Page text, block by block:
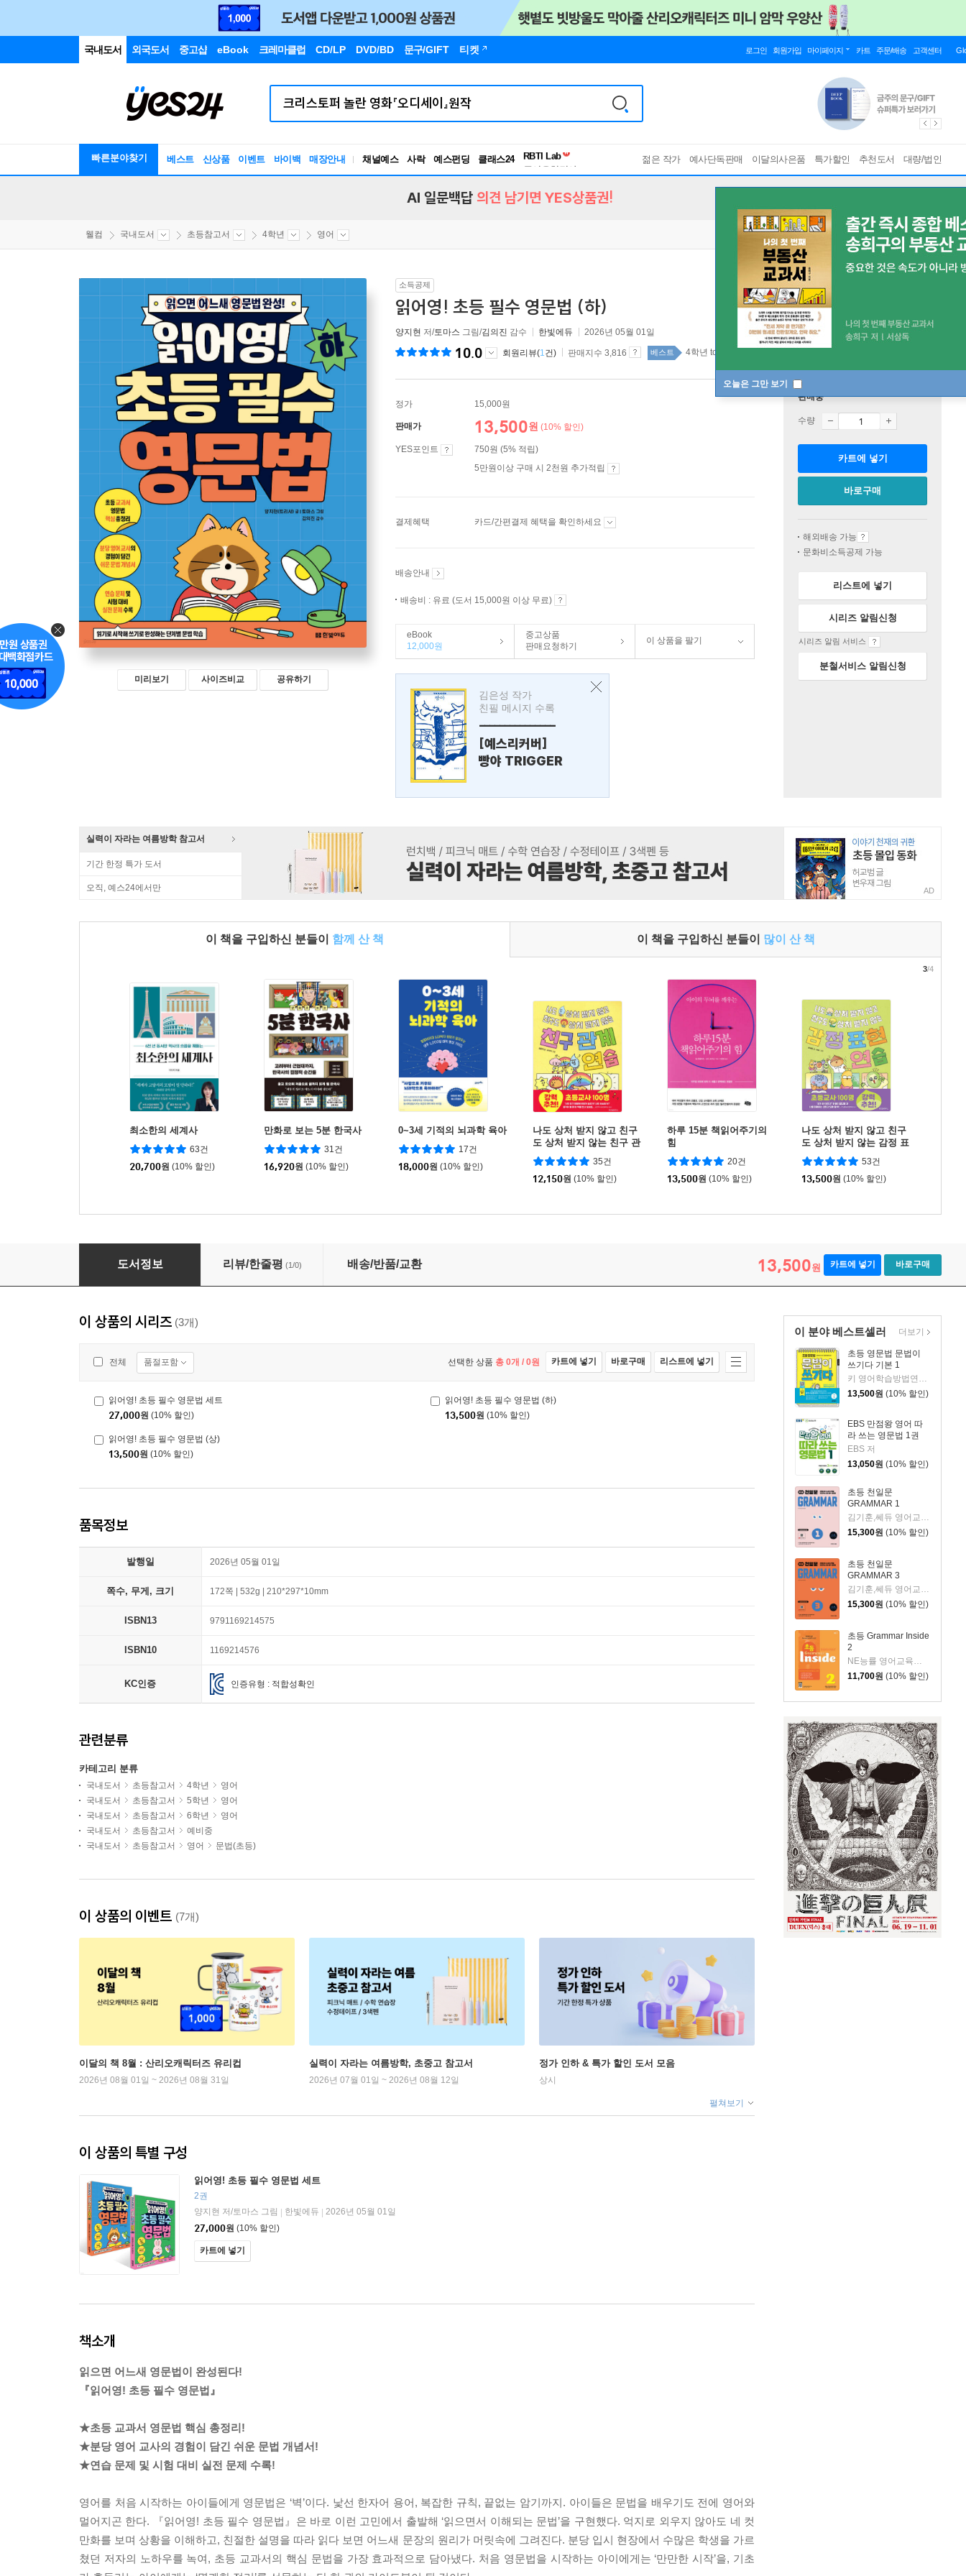
국내도서 외국도서 중고샵 eBook 크레마클럽 CD/LP DVD/BD 문구/GIFT 티켓 로그인 회원가입 마이페이지 카트 주문/배송 고객센터
빠른분야찾기 베스트 신상품 이벤트 바이백 매장안내 채널예스 사락 예스펀딩 클래스24
독서유형검사
젊은 작가 예사단독판매 이달의사은품 특가할인 추천도서 대량/법인
오늘은 그만 보기
AI 일문백답 의견 남기면 YES상품권!
웰컴 국내도서 초등참고서 4학년 영어
미리보기 사이즈비교 공유하기
소득공제
읽어영! 초등 필수 영문법 (하)
양지현 저/토마스 그림/김의진 감수 한빛에듀 2026년 05월 01일
10.0 회원리뷰(1건) 판매지수 3,816 베스트 4학년 top100 5주
정가 15,000원
판매가 13,500원 (10% 할인)
YES포인트
750원 (5% 적립)
5만원이상 구매 시 2천원 추가적립
결제혜택 카드/간편결제 혜택을 확인하세요
배송안내
배송비 : 유료 (도서 15,000원 이상 무료)
eBook
12,000원
중고상품
판매요청하기
이 상품을 팔기
김은성 작가
친필 메시지 수록
---------------
[예스리커버]
빵야 TRIGGER
판매중
수량
카트에 넣기
바로구매
해외배송 가능
문화비소득공제 가능
리스트에 넣기
시리즈 알림신청
시리즈 알림 서비스
분철서비스 알림신청
실력이 자라는 여름방학 참고서
기간 한정 특가 도서
오직, 예스24에서만 AD
이 책을 구입하신 분들이 함께 산 책 이 책을 구입하신 분들이 많이 산 책
최소한의 세계사
63건
20,700원 (10% 할인)
만화로 보는 5분 한국사
31건
16,920원 (10% 할인)
0~3세 기적의 뇌과학 육아
17건
18,000원 (10% 할인)
나도 상처 받지 않고 친구
도 상처 받지 않는 친구 관
계 연습
35건
12,150원 (10% 할인)
하루 15분 책읽어주기의
힘
20건
13,500원 (10% 할인)
나도 상처 받지 않고 친구
도 상처 받지 않는 감정 표
현 연습
53건
13,500원 (10% 할인)
3/4
읽어영! 초등 필수 영문법 (하)
도서정보 리뷰/한줄평 (1/0) 배송/반품/교환 13,500원 카트에 넣기 바로구매
이 분야 베스트셀러
초등 영문법 문법이
쓰기다 기본 1
키 영어학습방법연구소 저
13,500원 (10% 할인)
EBS 만점왕 영어 따
라 쓰는 영문법 1권
EBS 저
13,050원 (10% 할인)
초등 천일문
GRAMMAR 1
김기훈,쎄듀 영어교육연구센터 저
15,300원 (10% 할인)
초등 천일문
GRAMMAR 3
김기훈,쎄듀 영어교육연구센터 저
15,300원 (10% 할인)
초등 Grammar Inside
2
NE능률 영어교육연구소 저
11,700원 (10% 할인)
더보기
이 상품의 시리즈 (3개)
전체 품절포함 선택한 상품 총 0개 / 0원 카트에 넣기 바로구매 리스트에 넣기
읽어영! 초등 필수 영문법 세트
27,000원 (10% 할인)
읽어영! 초등 필수 영문법 (하)
13,500원 (10% 할인)
읽어영! 초등 필수 영문법 (상)
13,500원 (10% 할인)
품목정보
발행일 2026년 05월 01일
쪽수, 무게, 크기 172쪽 | 532g | 210*297*10mm
ISBN13 9791169214575
ISBN10 1169214576
KC인증 인증유형 : 적합성확인
관련분류
카테고리 분류
국내도서 초등참고서 4학년
영어
국내도서
초등참고서 5학년
영어
국내도서
초등참고서 6학년
영어
국내도서
초등참고서
예비중
국내도서
초등참고서 영어 문법(초등)
이 상품의 이벤트 (7개)
이달의 책 8월 : 산리오캐릭터즈 유리컵
2026년 08월 01일 ~ 2026년 08월 31일
실력이 자라는 여름방학, 초중고 참고서
2026년 07월 01일 ~ 2026년 08월 12일
정가 인하 & 특가 할인 도서 모음
상시
펼쳐보기
이 상품의 특별 구성
읽어영! 초등 필수 영문법 세트
2권
양지현 저/토마스 그림
한빛에듀
2026년 05월 01일
27,000원 (10% 할인)
카트에 넣기
책소개
읽으면 어느새 영문법이 완성된다!
『읽어영! 초등 필수 영문법』
★초등 교과서 영문법 핵심 총정리!
★분당 영어 교사의 경험이 담긴 쉬운 문법 개념서!
★연습 문제 및 시험 대비 실전 문제 수록!
영어를 처음 시작하는 아이들에게 영문법은 ‘벽’이다. 낯선 한자어 용어, 복잡한 규칙, 끝없는 암기까지. 아이들은 문법을 배우기도 전에 영어와
멀어지곤 한다. 『읽어영! 초등 필수 영문법』은 바로 이런 고민에서 출발해 ‘읽으면서 이해되는 문법’을 구현했다. 억지로 외우지 않아도 네 컷
만화를 보며 상황을 이해하고, 친절한 설명을 따라 읽다 보면 어느새 문장의 원리가 머릿속에 그려진다. 분당 입시 현장에서 수많은 학생을 가르
쳤던 저자의 노하우를 녹여, 초등 교과서의 핵심 문법을 가장 효과적으로 담아냈다. 처음 영문법을 시작하는 아이에게는 ‘만만한 시작’을, 기초